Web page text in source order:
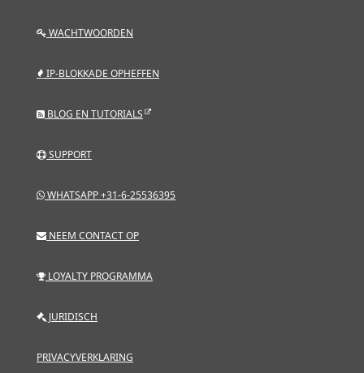
WACHTWOORDEN
IP-BLOKKADE OPHEFFEN
BLOG EN TUTORIALS
SUPPORT
WHATSAPP +31-6-25536395
NEEM CONTACT OP
LOYALTY PROGRAMMA
JURIDISCH
PRIVACYVERKLARING